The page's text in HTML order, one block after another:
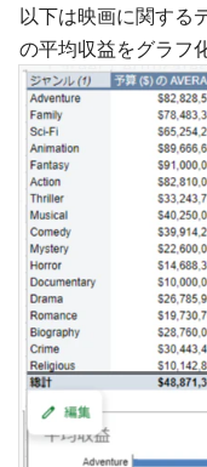
以下は映画に関する
の平均収益をグラフ